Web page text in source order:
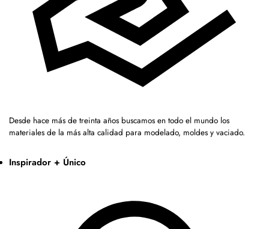
Desde hace más de treinta años buscamos en todo el mundo los
materiales de la más alta calidad para modelado, moldes y vaciado.
Inspirador + Único